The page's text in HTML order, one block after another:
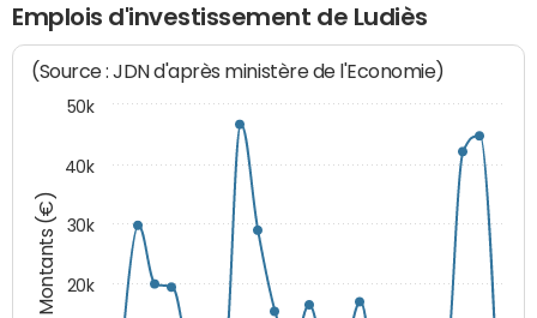
Emplois d'investissement de Ludiès
Montants (€)
(Source : JDN d'après ministère de l'Economie)
20k
30k
40k
50k